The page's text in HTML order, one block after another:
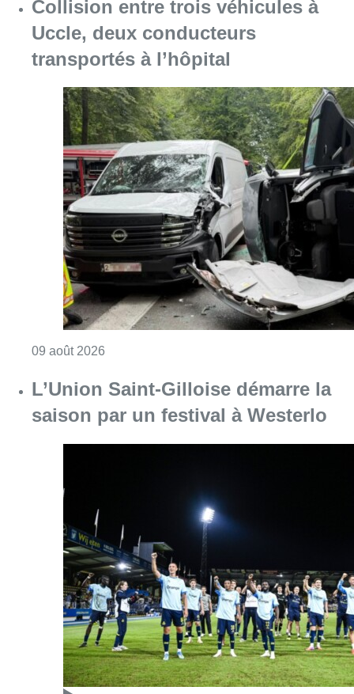
09 août 2026Consulter l'article "Collision entre trois
L’Union Saint-Gilloise démarre la
saison par un festival à Westerlo
09 août 2026 Consulter l'article "L’Union Saint-Gilloise
Partager l'article
Facebook
TwitterWhatsApp
Share
24 mai 2020- 16h18
boutiques
Coronavirus
souvenirs